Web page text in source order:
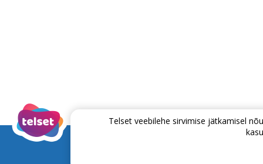
Telset veebilehe sirvimise jätkamisel